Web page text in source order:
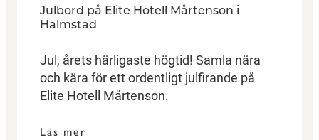
Julbord på Elite Hotell Mårtenson i
Halmstad
Jul, årets härligaste högtid! Samla nära
och kära för ett ordentligt julfirande på
Elite Hotell Mårtenson.
Läs mer